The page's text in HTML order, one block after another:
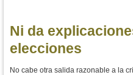
Ni da
elecciones
No cabe otra salida razonable a la